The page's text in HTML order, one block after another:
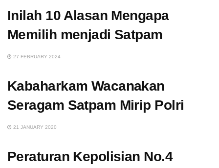
Inilah 10 Alasan Mengapa
Memilih menjadi Satpam
27 FEBRUARY 2024
Kabaharkam Wacanakan
Seragam Satpam Mirip Polri
21 JANUARY 2020
Peraturan Kepolisian No.4